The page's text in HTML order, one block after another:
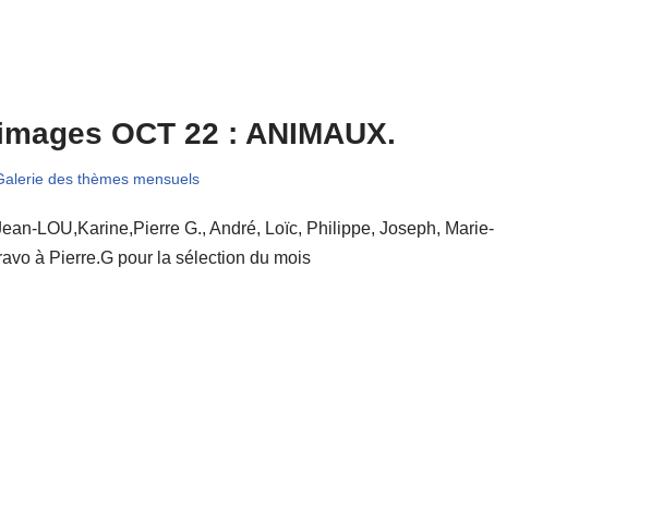
OCT 22 : ANIMAUX.
des thèmes mensuels
LOU,Karine,Pierre G., André, Loïc, Philippe, Joseph, Marie-
à Pierre.G pour la sélection du mois